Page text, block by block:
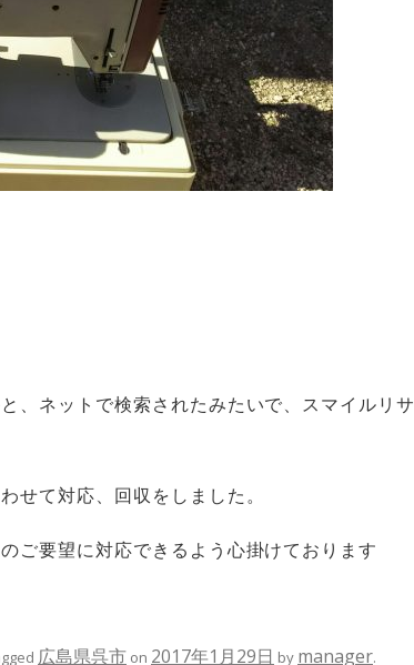
、ネットで検索されたみたいで、スマイルリサ
せて対応、回収をしました。
ご要望に対応できるよう心掛けております
広島県呉市 on 2017年1月29日 by manager.